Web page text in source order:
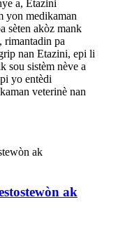
a, Etazini
yon medikaman
sèten akòz mank
rimantadin pa
nan Etazini, epi li
sou sistèm nève a
yo entèdi
veterinè nan
ak